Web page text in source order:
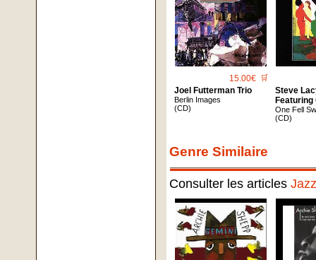
15.00€ 🛒
Joel Futterman Trio
Berlin Images
(CD)
Steve
One Fell
(CD)
Genre Similaire
Consulter les articles